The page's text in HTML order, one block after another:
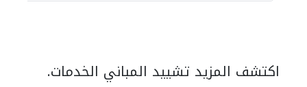
اكتشف المزيد تشييد المباني الخدمات.